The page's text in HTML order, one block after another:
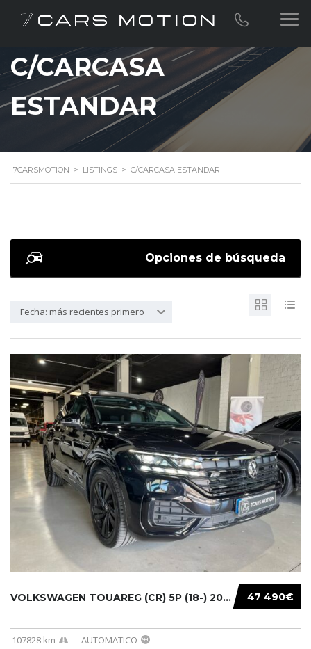
C/CARCASA
ESTANDAR
7CARSMOTION > LISTINGS > C/CARCASA ESTANDAR
Opciones de búsqueda
Fecha: más recientes primero
47 490€
VOLKSWAGEN TOUAREG (CR) 5P (18-) 2021...
107828 km AUTOMATICO